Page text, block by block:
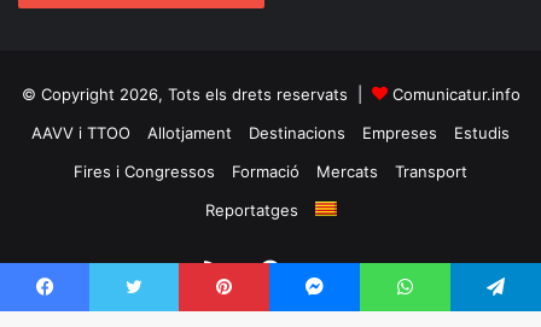
© Copyright 2026, Tots els drets reservats |
Comunicatur.info
AAVV i TTOO
Allotjament Destinacions Empreses
Estudis
Fires i Congressos
Formació Mercats
Transport
Reportatges
RSS Facebook
Twitter
Facebook Twitter Pinterest Messenger WhatsApp Telegram